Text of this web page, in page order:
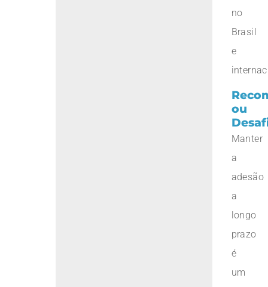
no
Brasil
e
ou
Manter
a
adesão
a
longo
prazo
é
um